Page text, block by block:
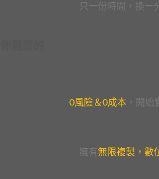
只一份時間，換一
0風險＆0成本 ，開始
擁有無限複製，數